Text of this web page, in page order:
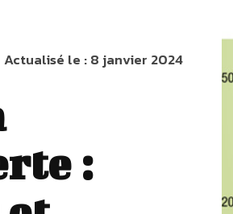
Actualisé le :8 janvier 2024
: